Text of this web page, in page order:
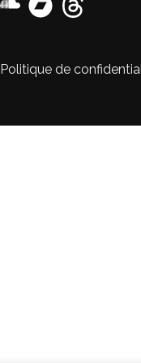
Politique de